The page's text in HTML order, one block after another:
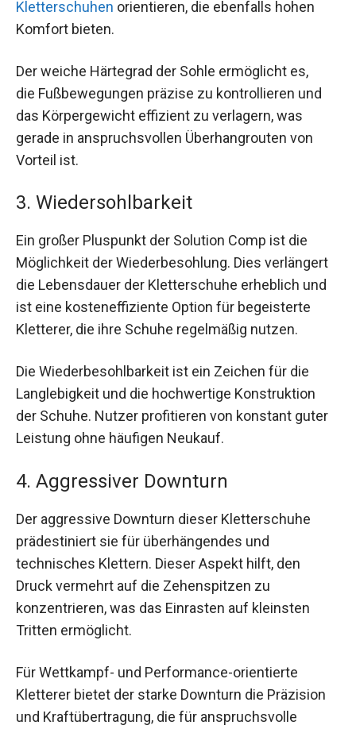
Kletterschuhen orientieren, die ebenfalls hohen
Komfort bieten.
Der weiche Härtegrad der Sohle ermöglicht es,
die Fußbewegungen präzise zu kontrollieren und
das Körpergewicht effizient zu verlagern, was
gerade in anspruchsvollen Überhangrouten von
Vorteil ist.
3. Wiedersohlbarkeit
Ein großer Pluspunkt der Solution Comp ist die
Möglichkeit der Wiederbesohlung. Dies verlängert
die Lebensdauer der Kletterschuhe erheblich und
ist eine kosteneffiziente Option für begeisterte
Kletterer, die ihre Schuhe regelmäßig nutzen.
Die Wiederbesohlbarkeit ist ein Zeichen für die
Langlebigkeit und die hochwertige Konstruktion
der Schuhe. Nutzer profitieren von konstant guter
Leistung ohne häufigen Neukauf.
4. Aggressiver Downturn
Der aggressive Downturn dieser Kletterschuhe
prädestiniert sie für überhängendes und
technisches Klettern. Dieser Aspekt hilft, den
Druck vermehrt auf die Zehenspitzen zu
konzentrieren, was das Einrasten auf kleinsten
Tritten ermöglicht.
Für Wettkampf- und Performance-orientierte
Kletterer bietet der starke Downturn die Präzision
und Kraftübertragung, die für anspruchsvolle